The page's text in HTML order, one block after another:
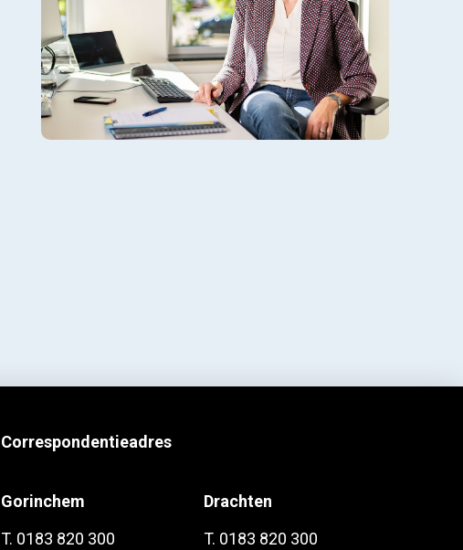
Correspondentieadres
Gorinchem
T. 0183 820 300
Drachten
T. 0183 820 300